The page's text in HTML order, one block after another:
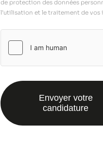
de protection des données
l’utilisation et le traitement de
Envoyer votre
candidature